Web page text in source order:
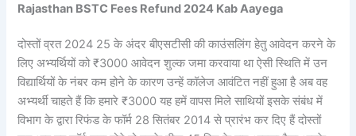
Rajasthan BSTC Fees Refund 2024 Kab Aayega
दोस्तों व्रत 2024 25 के अंदर बीएसटीसी की काउंसलिंग हेतु आवेदन करने के
लिए अभ्यर्थियों को ₹3000 आवेदन शुल्क जमा करवाया था ऐसी स्थिति में उन
विद्यार्थियों के नंबर कम होने के कारण उन्हें कॉलेज आवंटित नहीं हुआ है अब वह
अभ्यर्थी चाहते हैं कि हमारे ₹3000 यह हमें वापस मिले साथियों इसके संबंध में
विभाग के द्वारा रिफंड के फॉर्म 28 सितंबर 2014 से प्रारंभ कर दिए हैं दोस्तों